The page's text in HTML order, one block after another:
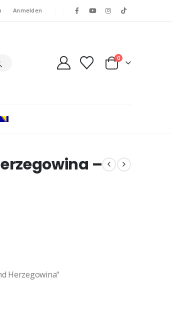
Anmelden
0
–
Herzegowina“